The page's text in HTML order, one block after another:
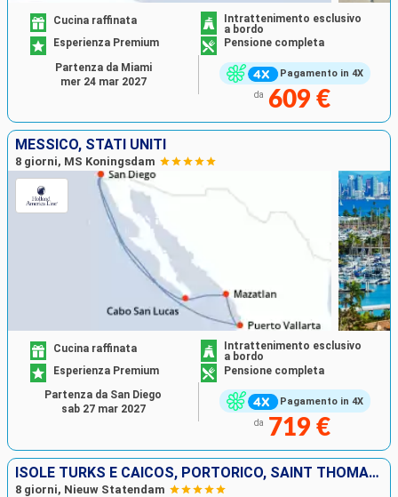
Pagamento in 4X
Cucina raffinata
Intrattenimento esclusivo
a bordo
Esperienza Premium
Pensione completa
da 609 €
Partenza da Miami
mer 24 mar 2027
MESSICO, STATI UNITI
8 giorni, MS Koningsdam
Pagamento in 4X
Cucina raffinata
Intrattenimento esclusivo
a bordo
Esperienza Premium
Pensione completa
da 719 €
Partenza da San Diego
sab 27 mar 2027
ISOLE TURKS E CAICOS, PORTORICO, SAINT THOMAS, BAHAMAS, STATI UNITI
8 giorni, Nieuw Statendam